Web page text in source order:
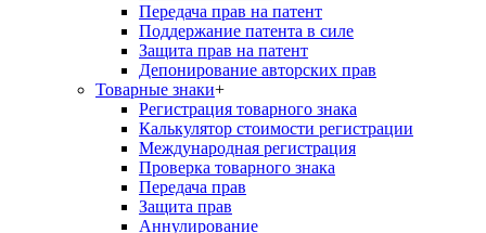
Передача прав на патент
Поддержание патента в силе
Защита прав на патент
Депонирование авторских прав
Товарные знаки+
Регистрация товарного знака
Калькулятор стоимости регистрации
Международная регистрация
Проверка товарного знака
Передача прав
Защита прав
Аннулирование